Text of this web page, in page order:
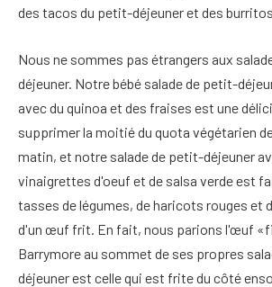
des tacos du petit-déjeuner et des
Nous ne sommes pas étrangers aux
déjeuner. Notre bébé salade de petit-
avec du quinoa et des fraises est une
supprimer la moitié du quota végétarien
matin, et notre salade de petit-déjeuner
vinaigrettes d'oeuf et de salsa verde est
tasses de légumes, de haricots rouges et
d'un œuf frit. En fait, nous parions l'œuf
Barrymore au sommet de ses propres
déjeuner est celle qui est frite du côté